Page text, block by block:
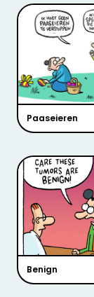
Paaseieren
Benign